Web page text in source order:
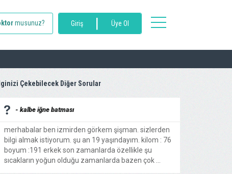
musunuz? Giriş | Üye Ol
toggle
Çekebilecek Diğer Sorular
- kalbe iğne batması
merhabalar ben izmirden görkem şişman. sizlerden
bilgi almak istiyorum. şu an 19 yaşındayım. kilom : 76
boyum :191 erkek son zamanlarda özellikle şu
sıcakların yoğun olduğu zamanlarda bazen çok ...